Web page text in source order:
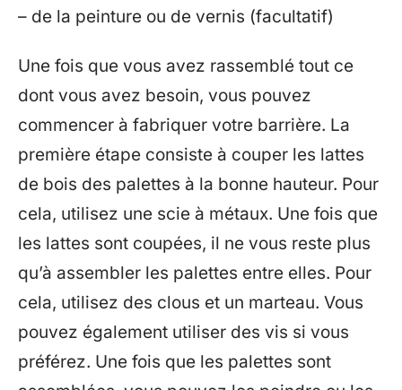
– de la peinture ou de vernis (facultatif)
Une fois que vous avez rassemblé tout ce
dont vous avez besoin, vous pouvez
commencer à fabriquer votre barrière. La
première étape consiste à couper les lattes
de bois des palettes à la bonne hauteur. Pour
cela, utilisez une scie à métaux. Une fois que
les lattes sont coupées, il ne vous reste plus
qu’à assembler les palettes entre elles. Pour
cela, utilisez des clous et un marteau. Vous
pouvez également utiliser des vis si vous
préférez. Une fois que les palettes sont